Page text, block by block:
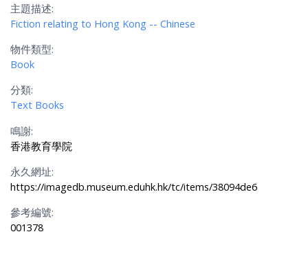
主題描述:
Fiction relating to Hong Kong -- Chinese
物件類型:
Book
分類:
Text Books
鳴謝:
香港教育學院
永久網址:
https://imagedb.museum.eduhk.hk/tc/items/38094de6
參考編號:
001378